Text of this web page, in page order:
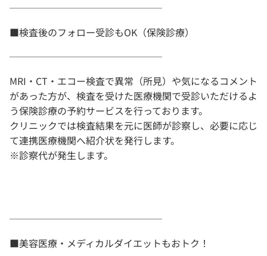
────────────────
■検査後のフォロー受診もOK（保険診療）
────────────────
MRI・CT・エコー検査で異常（所見）や気になるコメント
があった方が、検査を受けた医療機関で受診いただけるよ
う保険診療の予約サービスを行っております。
クリニックでは検査結果を元に医師が診察し、必要に応じ
て連携医療機関へ紹介状を発行します。
※診察代が発生します。
────────────────
■美容医療・メディカルダイエットもおトク！